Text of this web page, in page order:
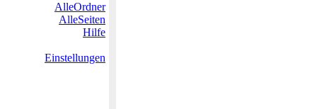
AlleOrdner
AlleSeiten
Hilfe
Einstellungen